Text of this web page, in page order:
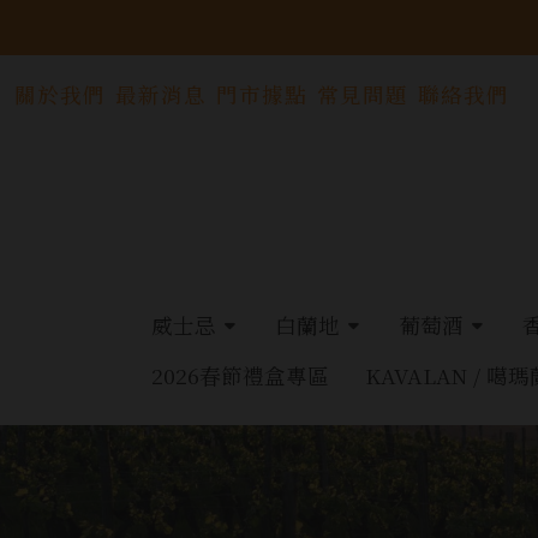
關於我們 最新消息 門市據點 常見問題 聯絡我們
威士忌 白蘭地 葡萄酒
2026春節禮盒專區
KAVALAN / 噶瑪